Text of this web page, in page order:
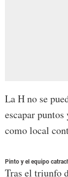
La H no se
escapar puntos
como local
Pinto y el equipo
Tras el triunfo